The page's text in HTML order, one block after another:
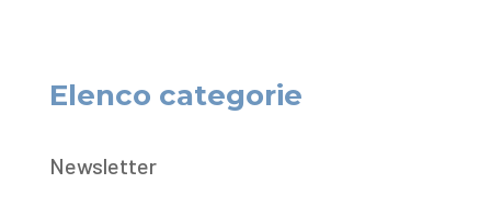
Elenco categorie
Newsletter